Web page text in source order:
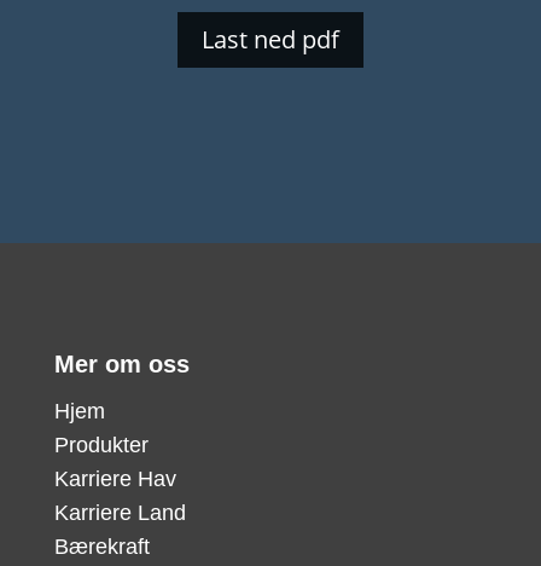
Last ned pdf
Mer om oss
Hjem
Produkter
Karriere Hav
Karriere Land
Bærekraft